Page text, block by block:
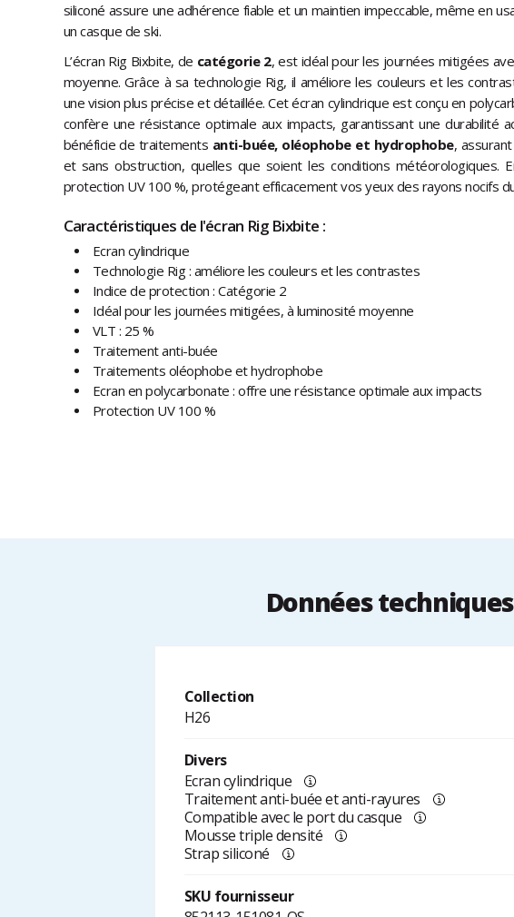
siliconé assure une adhérence fiable et un maintien impeccable, même en
un casque de ski.
L’écran Rig Bixbite, de catégorie 2, est idéal pour les journées mitigées
moyenne. Grâce à sa technologie Rig, il améliore les couleurs et les
une vision plus précise et détaillée. Cet écran cylindrique est conçu en
confère une résistance optimale aux impacts, garantissant une durabilité
bénéficie de traitements anti-buée, oléophobe et hydrophobe,
et sans obstruction, quelles que soient les conditions météorologiques.
protection UV 100 %, protégeant efficacement vos yeux des rayons nocifs
Caractéristiques de l'écran Rig Bixbite :
Ecran cylindrique
Technologie Rig : améliore les couleurs et les contrastes
Indice de protection : Catégorie 2
Idéal pour les journées mitigées, à luminosité moyenne
VLT : 25 %
Traitement anti-buée
Traitements oléophobe et hydrophobe
Ecran en polycarbonate : offre une résistance optimale aux impacts
Protection UV 100 %
Données
Collection
H26
Divers
Ecran cylindrique
Traitement anti-buée et anti-rayures
Compatible avec le port du casque
Mousse triple densité
Strap siliconé
SKU fournisseur